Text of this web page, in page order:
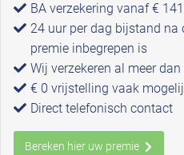
BA verzekering vanaf €
24 uur per dag bijstand na
premie inbegrepen is
Wij verzekeren al meer
€ 0 vrijstelling vaak
Direct telefonisch contact
Bereken hier uw premie